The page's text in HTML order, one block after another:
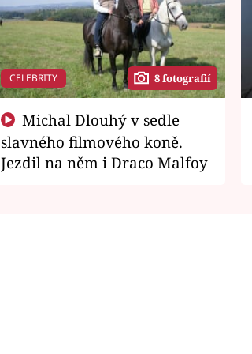
CELEBRITY 8 fotografií
slavného filmového koně.
Jezdil na něm i Draco Malfoy